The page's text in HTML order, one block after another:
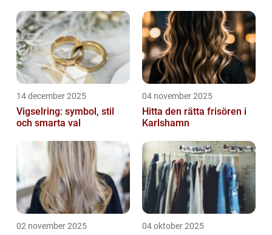
14 december 2025
Vigselring: symbol, stil
och smarta val
04 november 2025
Hitta den rätta frisören i
Karlshamn
02 november 2025 04 oktober 2025